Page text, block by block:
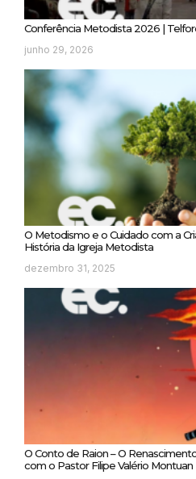
Conferência Metodista 2026 |
junho 29, 2026
O Metodismo e o Cuidado com a
História da Igreja Metodista
dezembro 31, 2025
O Conto de Raion – O
com o Pastor Filipe Valério Montuan